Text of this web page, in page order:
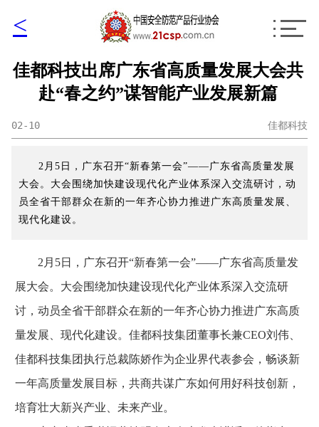
<
佳都科技出席广东省高质量发展大会共
赴“春之约”谋智能产业发展新篇
02-10 佳都科技
2月5日，广东召开“新春第一会”——广东省高质量发展
大会。大会围绕加快建设现代化产业体系深入交流研讨，动
员全省干部群众在新的一年齐心协力推进广东高质量发展、
现代化建设。
2月5日，广东召开“新春第一会”——广东省高质量发
展大会。大会围绕加快建设现代化产业体系深入交流研
讨，动员全省干部群众在新的一年齐心协力推进广东高质
量发展、现代化建设。佳都科技集团董事长兼CEO刘伟、
佳都科技集团执行总裁陈娇作为企业界代表参会，畅谈新
一年高质量发展目标，共商共谋广东如何用好科技创新，
培育壮大新兴产业、未来产业。